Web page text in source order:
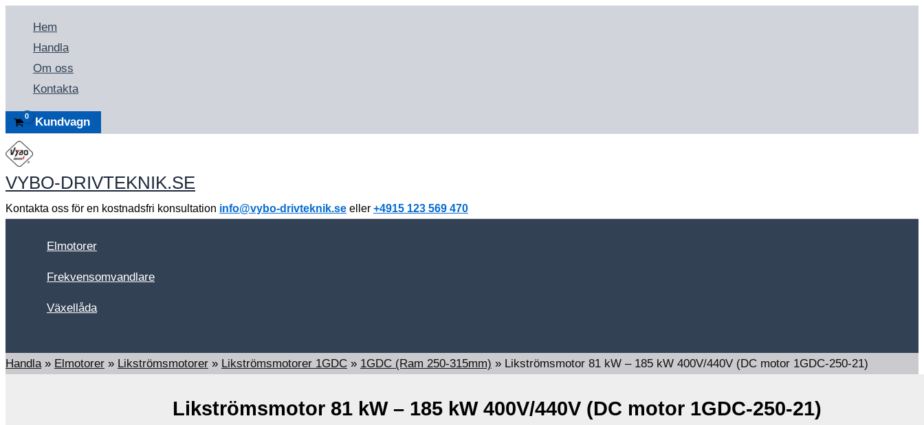
innehåll
Hem
Handla
Om oss
Kontakta
Kundvagn
VYBO-DRIVTEKNIK.SE
Kontakta oss för en kostnadsfri konsultation info@vybo-drivteknik.se eller +4915 123 569 470
Elmotorer
Frekvensomvandlare
Växellåda
Handla» Elmotorer » Likströmsmotorer » Likströmsmotorer 1GDC » 1GDC (Ram 250-315mm) » Likströmsmotor 81 kW – 185 kW 400V/440V (DC motor 1GDC-250-21)
Likströmsmotor 81 kW – 185 kW 400V/440V (DC motor 1GDC-250-21)